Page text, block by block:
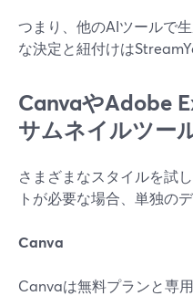
つまり、他のAIツールで
な決定と紐付けは
CanvaやAdobe
サムネイルツー
さまざまなスタイルを試
トが必要な場合、単独の
Canva
Canvaは無料プランと専